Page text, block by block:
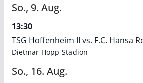
So., 9. Aug.
13:30
TSG Hoffenheim II vs. F.C. Hansa
Dietmar-Hopp-Stadion
So., 16. Aug.